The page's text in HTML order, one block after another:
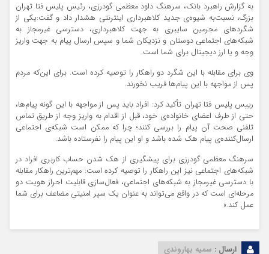
به گزارش راهبرد بانک، سرهنگ داود معظمی گودرزی، رئیس پلیس فتا تهران
بزرگ، نسبت‌به شیوه‌ی جدید کلاهبرداری اینترنتی هشدار داد و گفت:یکی از
شگردهای مجرمین سایبری به جهت کلاهبرداری، دسترسی غیرمجاز به
شبکه‌های اجتماعی دوستان و نزدیکان شما و سپس ارسال پیام به جهت واریز
وجه و یا ارز دیجیتال برای شما است.
وی برای مقابله با این شگرد دو راهکار را توصیه کرده است. برای این‌که مردم
پس از مواجهه با این پیام‌ها فریب نخورند.
رییس پلیس فتا تهران تأکید کرد: افراد باید پس از مواجهه با این گونه پیام‌ها،
حتی از طرف اعضای خانواده‌ی خود، قبل از اقدام به واریز وجه از طریق تماس
تلفنی صحت آن پیام را بررسی کنند؛ چرا که ممکن است شبکه‌ی اجتماعی
ارسال‌کننده‌ی پیام هک شده باشد و او این پیام را نفرستاده باشد.
سرهنگ معظمی گودرزی برای پیشگیری از هک شدن حساب کاربری افراد در
شبکه‌های اجتماعی نیز این راهکار را توصیه کرده است: مهم‌ترین راهکار مقابله
با دسترسی غیرمجاز به شبکه‌های اجتماعی، فعال‌سازی قابلیت احراز هویت دو
مرحله‌ای است که در واقع می‌تواند به عنوان یک سپر امنیتی مضاعف برای شما
عمل کند.»
ارسال : سمیه بهاروندی